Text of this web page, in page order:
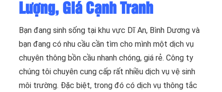
Lượng, Giá Cạnh Tranh
Bạn đang sinh sống tại khu vực Dĩ An, Bình Dương và
bạn đang có nhu cầu cần tìm cho mình một dịch vụ
chuyên thông bồn cầu nhanh chóng, giá rẻ. Công ty
chúng tôi chuyên cung cấp rất nhiều dịch vụ vệ sinh
môi trường. Đặc biệt, trong đó có dịch vụ thông tắc